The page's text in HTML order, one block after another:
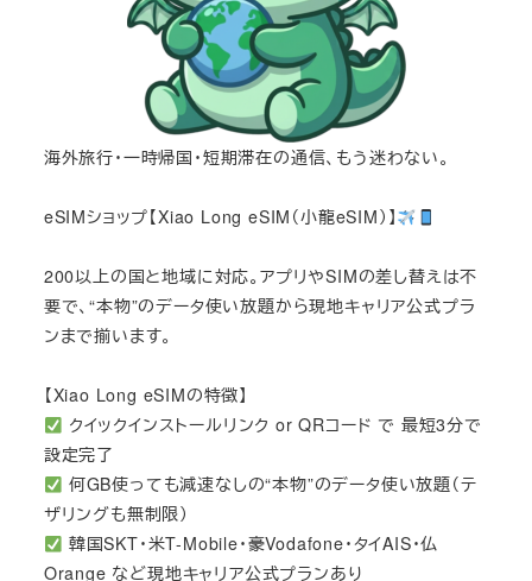
海外旅行・一時帰国・短期滞在の通信、もう迷わない。
eSIMショップ【Xiao Long eSIM（小龍eSIM）】
200以上の国と地域に対応。アプリやSIMの差し替えは不
要で、“本物”のデータ使い放題から現地キャリア公式プラ
ンまで揃います。
【Xiao Long eSIMの特徴】
クイックインストールリンク or QRコード で 最短3分で
設定完了
何GB使っても減速なしの“本物”のデータ使い放題（テ
ザリングも無制限）
韓国SKT・米T-Mobile・豪Vodafone・タイAIS・仏
Orange など現地キャリア公式プランあり